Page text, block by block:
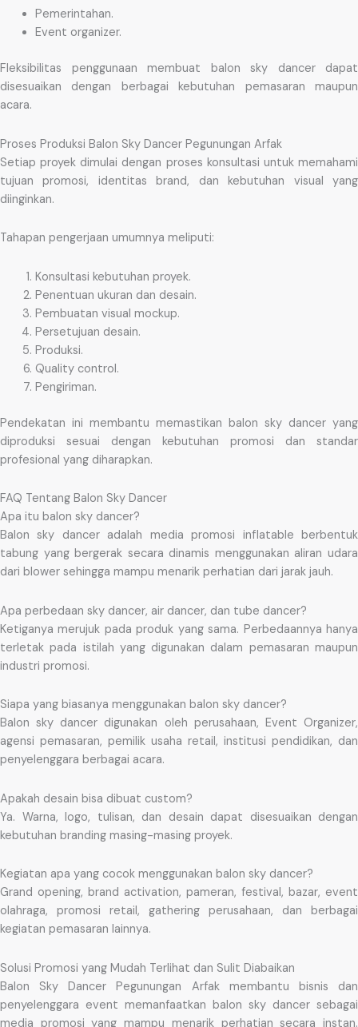
Pemerintahan.
Event organizer.
Fleksibilitas penggunaan membuat balon sky dancer dapat
disesuaikan dengan berbagai kebutuhan pemasaran maupun
acara.
Proses Produksi Balon Sky Dancer Pegunungan Arfak
Setiap proyek dimulai dengan proses konsultasi untuk memahami
tujuan promosi, identitas brand, dan kebutuhan visual yang
diinginkan.
Tahapan pengerjaan umumnya meliputi:
Konsultasi kebutuhan proyek.
Penentuan ukuran dan desain.
Pembuatan visual mockup.
Persetujuan desain.
Produksi.
Quality control.
Pengiriman.
Pendekatan ini membantu memastikan balon sky dancer yang
diproduksi sesuai dengan kebutuhan promosi dan standar
profesional yang diharapkan.
FAQ Tentang Balon Sky Dancer
Apa itu balon sky dancer?
Balon sky dancer adalah media promosi inflatable berbentuk
tabung yang bergerak secara dinamis menggunakan aliran udara
dari blower sehingga mampu menarik perhatian dari jarak jauh.
Apa perbedaan sky dancer, air dancer, dan tube dancer?
Ketiganya merujuk pada produk yang sama. Perbedaannya hanya
terletak pada istilah yang digunakan dalam pemasaran maupun
industri promosi.
Siapa yang biasanya menggunakan balon sky dancer?
Balon sky dancer digunakan oleh perusahaan, Event Organizer,
agensi pemasaran, pemilik usaha retail, institusi pendidikan, dan
penyelenggara berbagai acara.
Apakah desain bisa dibuat custom?
Ya. Warna, logo, tulisan, dan desain dapat disesuaikan dengan
kebutuhan branding masing-masing proyek.
Kegiatan apa yang cocok menggunakan balon sky dancer?
Grand opening, brand activation, pameran, festival, bazar, event
olahraga, promosi retail, gathering perusahaan, dan berbagai
kegiatan pemasaran lainnya.
Solusi Promosi yang Mudah Terlihat dan Sulit Diabaikan
Balon Sky Dancer Pegunungan Arfak membantu bisnis dan
penyelenggara event memanfaatkan balon sky dancer sebagai
media promosi yang mampu menarik perhatian secara instan.